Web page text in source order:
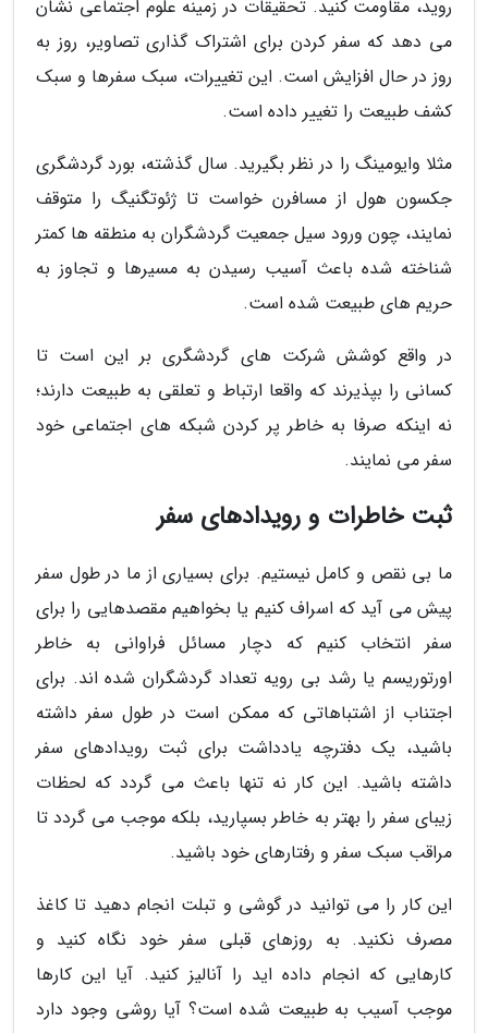
روید، مقاومت کنید. تحقیقات در زمینه علوم اجتماعی نشان
می دهد که سفر کردن برای اشتراک گذاری تصاویر، روز به
روز در حال افزایش است. این تغییرات، سبک سفرها و سبک
کشف طبیعت را تغییر داده است.
مثلا وایومینگ را در نظر بگیرید. سال گذشته، بورد گردشگری
جکسون هول از مسافرن خواست تا ژئوتگنیگ را متوقف
نمایند، چون ورود سیل جمعیت گردشگران به منطقه ها کمتر
شناخته شده باعث آسیب رسیدن به مسیرها و تجاوز به
حریم های طبیعت شده است.
در واقع کوشش شرکت های گردشگری بر این است تا
کسانی را بپذیرند که واقعا ارتباط و تعلقی به طبیعت دارند؛
نه اینکه صرفا به خاطر پر کردن شبکه های اجتماعی خود
سفر می نمایند.
ثبت خاطرات و رویدادهای سفر
ما بی نقص و کامل نیستیم. برای بسیاری از ما در طول سفر
پیش می آید که اسراف کنیم یا بخواهیم مقصدهایی را برای
سفر انتخاب کنیم که دچار مسائل فراوانی به خاطر
اورتوریسم یا رشد بی رویه تعداد گردشگران شده اند. برای
اجتناب از اشتباهاتی که ممکن است در طول سفر داشته
باشید، یک دفترچه یادداشت برای ثبت رویدادهای سفر
داشته باشید. این کار نه تنها باعث می گردد که لحظات
زیبای سفر را بهتر به خاطر بسپارید، بلکه موجب می گردد تا
مراقب سبک سفر و رفتارهای خود باشید.
این کار را می توانید در گوشی و تبلت انجام دهید تا کاغذ
مصرف نکنید. به روزهای قبلی سفر خود نگاه کنید و
کارهایی که انجام داده اید را آنالیز کنید. آیا این کارها
موجب آسیب به طبیعت شده است؟ آیا روشی وجود دارد